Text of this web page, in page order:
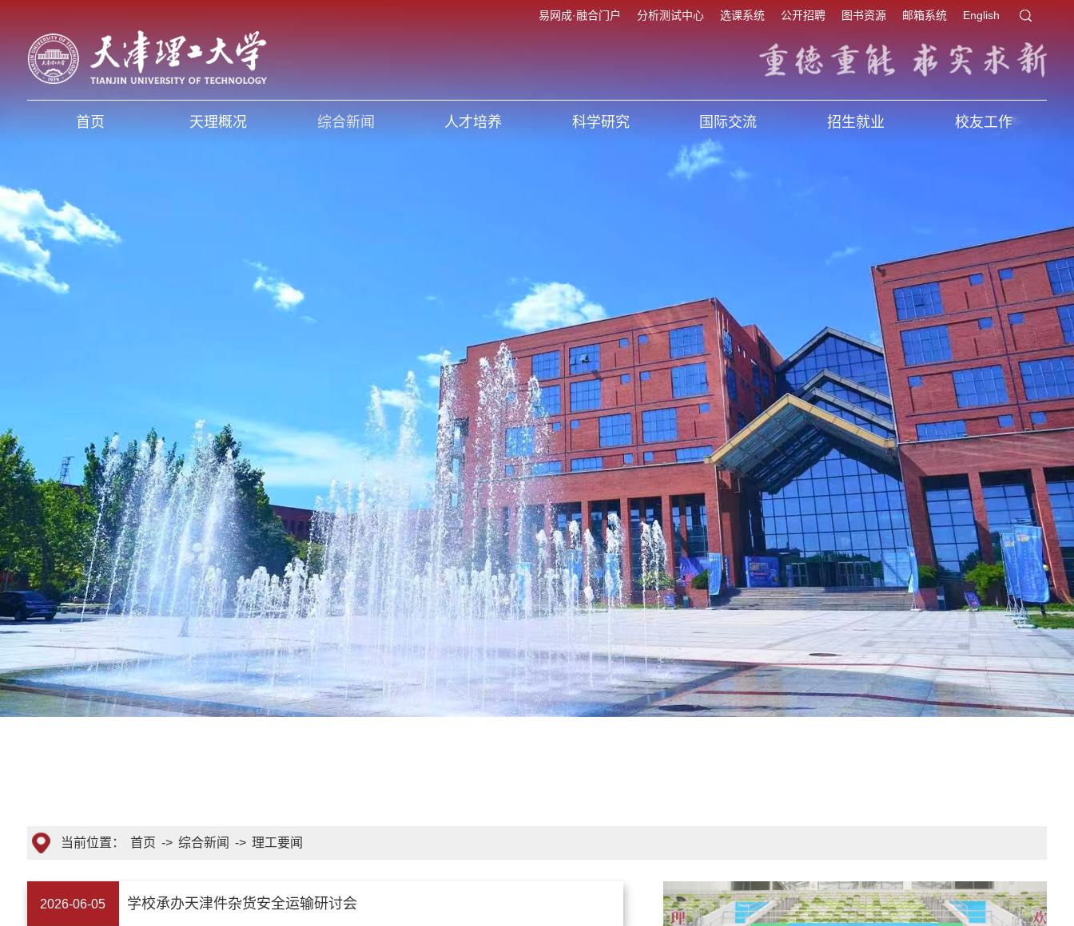
易网成·融合门户 分析测试中心 选课系统 公开招聘 图书资源 邮箱系统 English
首页 天理概况 综合新闻 人才培养 科学研究 国际交流 招生就业 校友工作
当前位置： 首页 -> 综合新闻 -> 理工要闻
2026-06-05 学校承办天津件杂货安全运输研讨会